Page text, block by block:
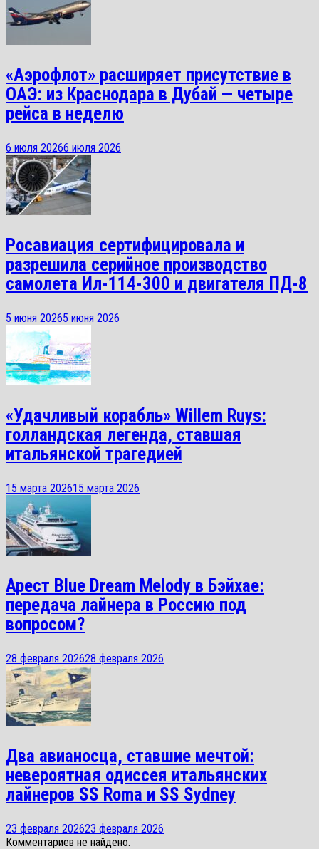
«Аэрофлот» расширяет присутствие в
ОАЭ: из Краснодара в Дубай — четыре
рейса в неделю
6 июля 20266 июля 2026
Росавиация сертифицировала и
разрешила серийное производство
самолета Ил-114-300 и двигателя ПД-8
5 июня 20265 июня 2026
«Удачливый корабль» Willem Ruys:
голландская легенда, ставшая
итальянской трагедией
15 марта 202615 марта 2026
Арест Blue Dream Melody в Бэйхае:
передача лайнера в Россию под
вопросом?
28 февраля 202628 февраля 2026
Два авианосца, ставшие мечтой:
невероятная одиссея итальянских
лайнеров SS Roma и SS Sydney
23 февраля 202623 февраля 2026
Комментариев не найдено.